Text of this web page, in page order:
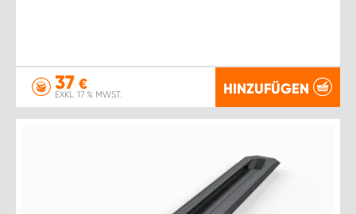
37 €
EXKL. 17 % MWST. HINZUFÜGEN